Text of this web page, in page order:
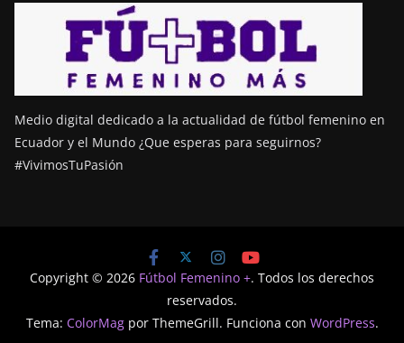
Medio digital dedicado a la actualidad de fútbol femenino en
Ecuador y el Mundo ¿Que esperas para seguirnos?
#VivimosTuPasión
Copyright © 2026 Fútbol Femenino +. Todos los derechos
reservados.
Tema: ColorMagpor ThemeGrill. Funciona con WordPress.